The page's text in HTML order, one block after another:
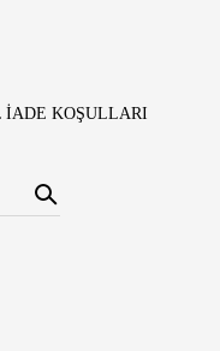
İADE KOŞULLARI
Sear
ch